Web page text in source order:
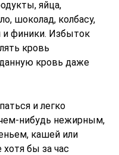
яйца,
шоколад, колбасу,
и финики. Избыток
кровь
кровь даже
и легко
нибудь нежирным,
кашей или
бы за час